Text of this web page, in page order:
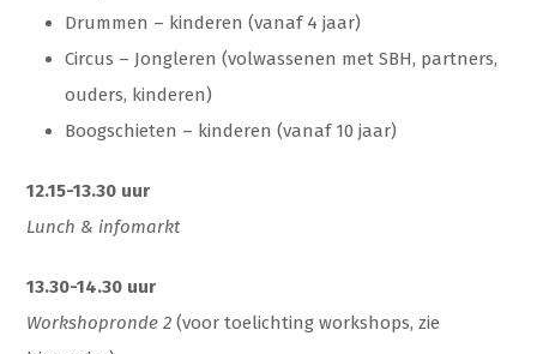
Drummen – kinderen (vanaf 4 jaar)
Circus – Jongleren (volwassenen met SBH, partners,
ouders, kinderen)
Boogschieten – kinderen (vanaf 10 jaar)
12.15-13.30 uur
Lunch & infomarkt
13.30-14.30 uur
Workshopronde 2 (voor toelichting workshops, zie